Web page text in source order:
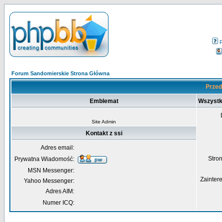
Forum Sandomierskie Strona Główna
Emblemat
Site Admin
Kontakt z ssi
Adres email:
Prywatna Wiadomość:
MSN Messenger:
Yahoo Messenger:
Adres AIM:
Numer ICQ: